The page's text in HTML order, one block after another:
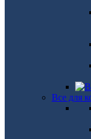
Все для